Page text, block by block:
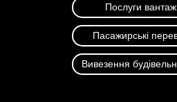
Послуги
Пасажирські
Вивезення